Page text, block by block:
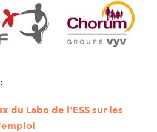
:
du Labo de l'ESS sur les